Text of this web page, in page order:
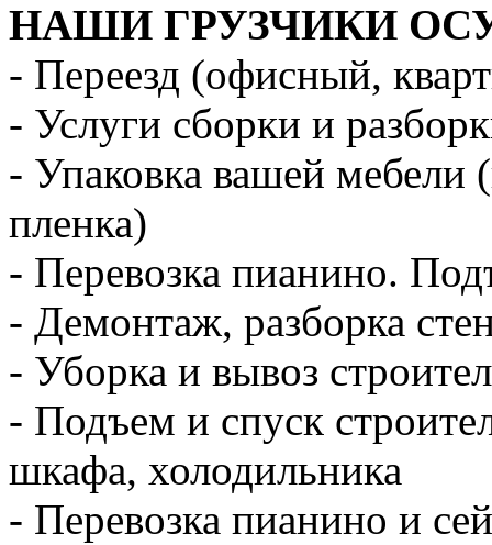
НАШИ ГРУЗЧИКИ
- Переезд (офисный,
- Услуги сборки и
- Упаковка вашей мебели
пленка)
- Перевозка пианино.
- Демонтаж, разборка
- Уборка и вывоз
- Подъем и спуск
шкафа, холодильника
- Перевозка пианино и